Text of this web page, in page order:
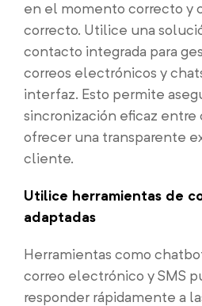
en el momento correcto y
correcto. Utilice una
contacto integrada para
correos electrónicos y
interfaz. Esto permite
sincronización eficaz entre
ofrecer una transparente
cliente.
Utilice herramientas de
adaptadas
Herramientas como
correo electrónico y SMS
responder rápidamente a